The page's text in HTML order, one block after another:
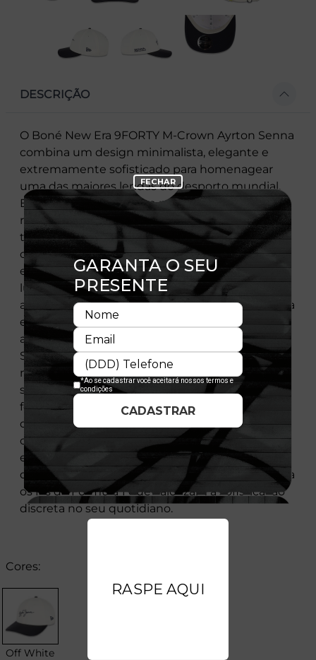
DESCRIÇÃO
O Boné New Era 9FORTY M-Crown Ayrton Senna
combina um design minimalista, elegante e
extremamente sofisticado para homenagear
uma das maiores lendas do desporto mundial.
Este modelo destaca-se pelo contraste
requintado entre a sua coroa estruturada em
tecido premium na cor off-white e a sua aba
curva confecionada em camurça (suede) azul-
escuro texturizada, que acrescenta um toque
luxuoso e moderno à peça. Na parte frontal, a
assinatura oficial de Ayrton Senna surge bordada
em alta definição com linha escura, conferindo
autenticidade e exclusividade ao acessório.
Sendo um legítimo modelo 9FORTY com a
modelagem M-Crown, ele apresenta uma
silhueta ajustada que assenta perfeitamente ao
formato da cabeça, unindo conforto térmico,
durabilidade e estilo urbano. Finalizado com a
clássica flag da New Era bordada na lateral
esquerda e um fecho traseiro regulável de alta
qualidade, este boné é o item indispensável para
os fãs de Fórmula 1 que valorizam a sofisticação
discreta no seu quotidiano.
Cores:
Off White